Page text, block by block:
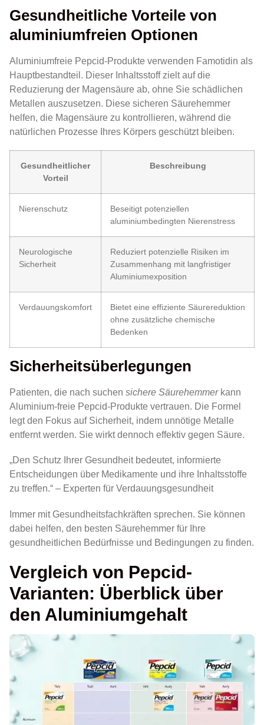
Gesundheitliche Vorteile von
aluminiumfreien Optionen
Aluminiumfreie Pepcid-Produkte verwenden Famotidin als
Hauptbestandteil. Dieser Inhaltsstoff zielt auf die
Reduzierung der Magensäure ab, ohne Sie schädlichen
Metallen auszusetzen. Diese sicheren Säurehemmer
helfen, die Magensäure zu kontrollieren, während die
natürlichen Prozesse Ihres Körpers geschützt bleiben.
Gesundheitlicher
Vorteil
Beschreibung
Nierenschutz
Beseitigt potenziellen
aluminiumbedingten Nierenstress
Neurologische
Sicherheit
Reduziert potenzielle Risiken im
Zusammenhang mit langfristiger
Aluminiumexposition
Verdauungskomfort
Bietet eine effiziente Säurereduktion
ohne zusätzliche chemische
Bedenken
Sicherheitsüberlegungen
Patienten, die nach suchen sichere Säurehemmerkann
Aluminium-freie Pepcid-Produkte vertrauen. Die Formel
legt den Fokus auf Sicherheit, indem unnötige Metalle
entfernt werden. Sie wirkt dennoch effektiv gegen Säure.
„Den Schutz Ihrer Gesundheit bedeutet, informierte
Entscheidungen über Medikamente und ihre Inhaltsstoffe
zu treffen.“ – Experten für Verdauungsgesundheit
Immer mit Gesundheitsfachkräften sprechen. Sie können
dabei helfen, den besten Säurehemmer für Ihre
gesundheitlichen Bedürfnisse und Bedingungen zu finden.
Vergleich von Pepcid-
Varianten: Überblick über
den Aluminiumgehalt